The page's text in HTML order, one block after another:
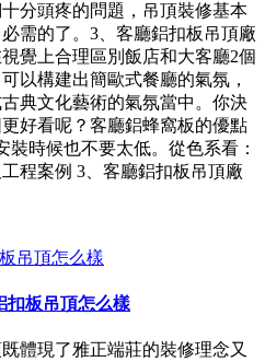
分頭疼的問題，吊頂裝修基本
需的了。3、客廳鋁扣板吊頂廠
覺上合理區別飯店和大客廳2個
以構建出簡歐式餐廳的氣氛，
典文化藝術的氣氛當中。你決
好看呢？客廳鋁蜂窩板的優點
裝時候也不要太低。從色系看：
程案例 3、客廳鋁扣板吊頂廠
扣板吊頂怎么樣
體現了雅正端莊的裝修理念又